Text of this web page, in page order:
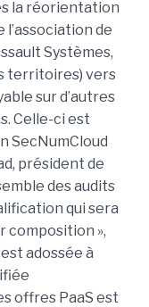
la réorientation
l’association de
Systèmes,
territoires) vers
sur d’autres
Celle-ci est
SecNumCloud
président de
des audits
qui sera
composition »,
adossée à
offres PaaS est